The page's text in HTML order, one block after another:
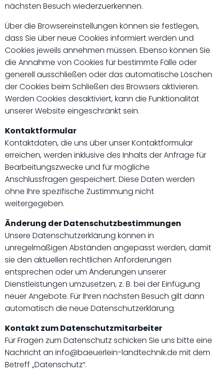
nächsten Besuch wiederzuerkennen.
Über die Browsereinstellungen können sie festlegen,
dass Sie über neue Cookies informiert werden und
Cookies jeweils annehmen müssen. Ebenso können Sie
die Annahme von Cookies für bestimmte Fälle oder
generell ausschließen oder das automatische Löschen
der Cookies beim Schließen des Browsers aktivieren.
Werden Cookies desaktiviert, kann die Funktionalität
unserer Website eingeschränkt sein.
Kontaktformular
Kontaktdaten, die uns über unser Kontaktformular
erreichen, werden inklusive des Inhalts der Anfrage für
Bearbeitungszwecke und für mögliche
Anschlussfragen gespeichert. Diese Daten werden
ohne Ihre spezifische Zustimmung nicht
weitergegeben.
Änderung der Datenschutzbestimmungen
Unsere Datenschutzerklärung können in
unregelmäßigen Abständen angepasst werden, damit
sie den aktuellen rechtlichen Anforderungen
entsprechen oder um Änderungen unserer
Dienstleistungen umzusetzen, z. B. bei der Einfügung
neuer Angebote. Für Ihren nächsten Besuch gilt dann
automatisch die neue Datenschutzerklärung.
Kontakt zum Datenschutzmitarbeiter
Für Fragen zum Datenschutz schicken Sie uns bitte eine
Nachricht an info@baeuerlein-landtechnik.de mit dem
Betreff „Datenschutz“.